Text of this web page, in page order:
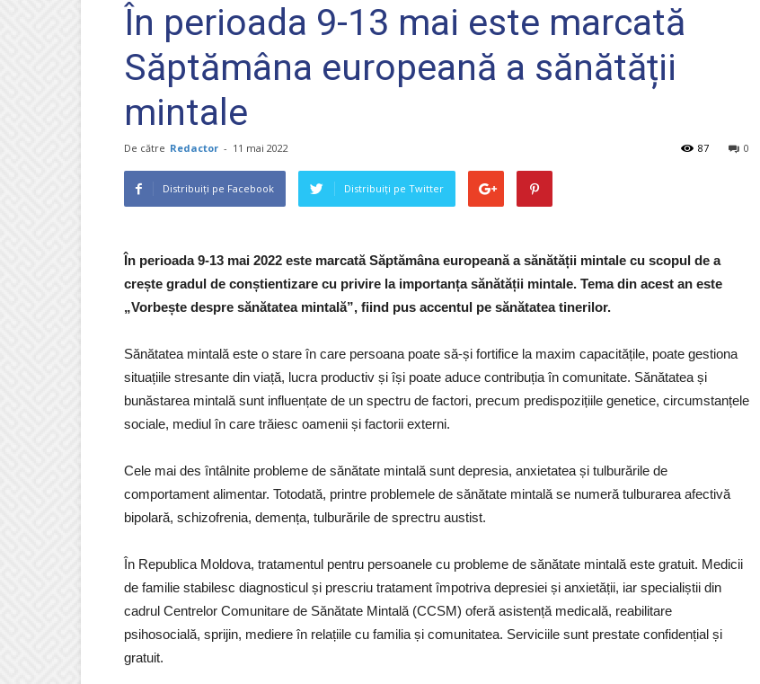
În perioada 9-13 mai este marcată
Săptămâna europeană a sănătății
mintale
De către Redactor - 11 mai 2022 0
87
Distribuiți pe Facebook Distribuiți pe Twitter
În perioada 9-13 mai 2022 este marcată Săptămâna europeană a sănătății mintale cu scopul de a
crește gradul de conștientizare cu privire la importanța sănătății mintale. Tema din acest an este
„Vorbește despre sănătatea mintală”, fiind pus accentul pe sănătatea tinerilor.
Sănătatea mintală este o stare în care persoana poate să-și fortifice la maxim capacitățile, poate gestiona
situațiile stresante din viață, lucra productiv și își poate aduce contribuția în comunitate. Sănătatea și
bunăstarea mintală sunt influențate de un spectru de factori, precum predispozițiile genetice, circumstanțele
sociale, mediul în care trăiesc oamenii și factorii externi.
Cele mai des întâlnite probleme de sănătate mintală sunt depresia, anxietatea și tulburările de
comportament alimentar. Totodată, printre problemele de sănătate mintală se numeră tulburarea afectivă
bipolară, schizofrenia, demența, tulburările de sprectru austist.
În Republica Moldova, tratamentul pentru persoanele cu probleme de sănătate mintală este gratuit. Medicii
de familie stabilesc diagnosticul și prescriu tratament împotriva depresiei și anxietății, iar specialiștii din
cadrul Centrelor Comunitare de Sănătate Mintală (CCSM) oferă asistență medicală, reabilitare
psihosocială, sprijin, mediere în relațiile cu familia și comunitatea. Serviciile sunt prestate confidențial și
gratuit.